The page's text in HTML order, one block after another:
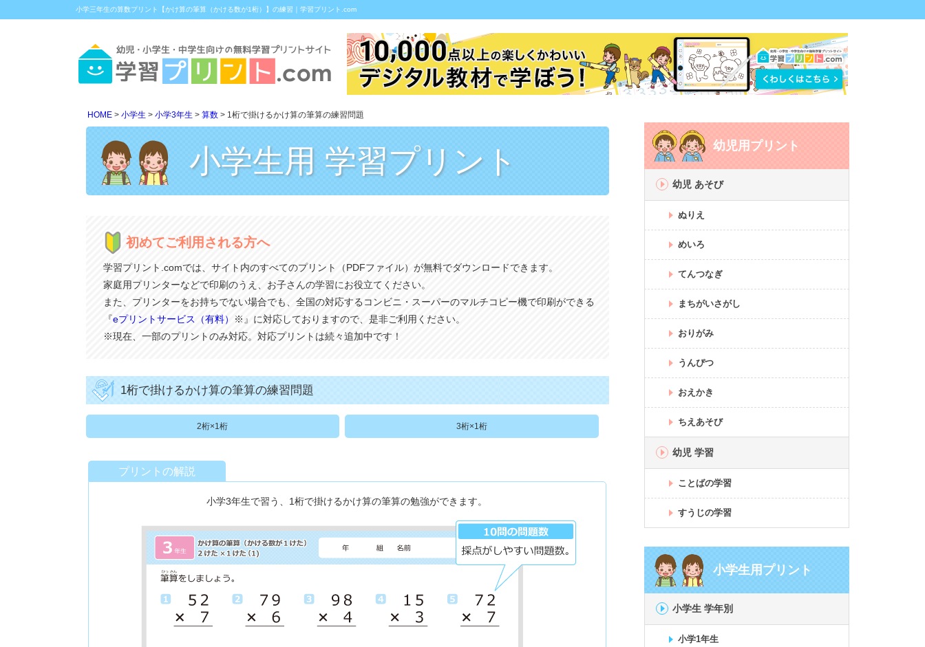
小学三年生の算数プリント【かけ算の筆算（かける数が1桁）】の練習｜学習プリント.com
HOME 小学生 小学3年生 算数 1桁で掛けるかけ算の筆算の練習問題
小学生用 学習プリント
初めてご利用される方へ
学習プリント.comでは、サイト内のすべてのプリント（PDFファイル）が無料でダウンロードできます。
家庭用プリンターなどで印刷のうえ、お子さんの学習にお役立てください。
また、プリンターをお持ちでない場合でも、全国の対応するコンビニ・スーパーのマルチコピー機で印刷ができる
『eプリントサービス（有料）
※』に対応しておりますので、是非ご利用ください。
※現在、一部のプリントのみ対応。対応プリントは続々追加中です！
1桁で掛けるかけ算の筆算の練習問題
2桁×1桁 3桁×1桁
プリントの解説
小学3年生で習う、1桁で掛けるかけ算の筆算の勉強ができます。
幼児用プリント
幼児 あそび
ぬりえ
めいろ
てんつなぎ
まちがいさがし
おりがみ
うんぴつ
おえかき
ちえあそび
幼児 学習
ことばの学習
すうじの学習
小学生用プリント
小学生 学年別
小学1年生